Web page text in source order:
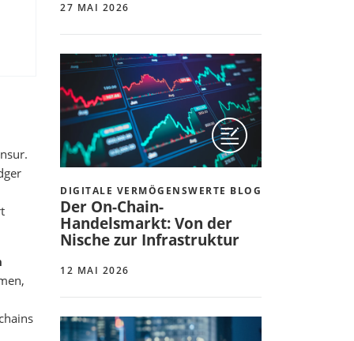
27 MAI 2026
DIGITALE VERMÖGENSWERTE BLOG
Der On-Chain-
Handelsmarkt: Von der
Nische zur Infrastruktur
12 MAI 2026